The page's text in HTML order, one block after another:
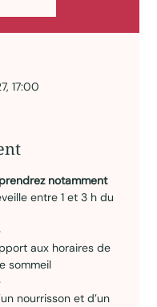
17:00
notamment
entre 1 et 3 h du
aux horaires de
sommeil
nourrisson et d’un